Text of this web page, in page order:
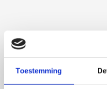
Toestemming
Martijn de Roij